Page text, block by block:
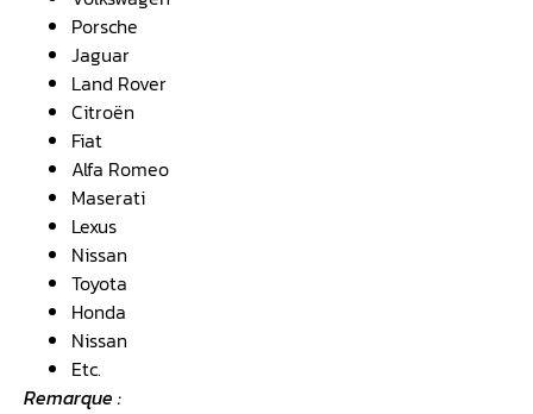
Porsche
Jaguar
Land Rover
Citroën
Fiat
Alfa Romeo
Maserati
Lexus
Nissan
Toyota
Honda
Nissan
Etc.
Remarque :